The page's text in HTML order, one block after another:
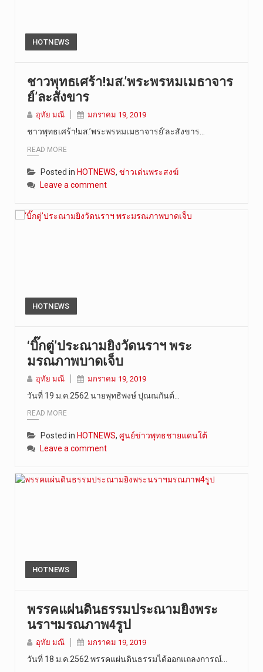
HOTNEWS
ชาวพุทธเศร้า!มส.’พระพรหมเมธาจาร
ย์’ละสังขาร
อุทัย มณี มกราคม 19, 2019
ชาวพุทธเศร้า!มส.’พระพรหมเมธาจารย์’ละสังขาร…
READ MORE
Posted in HOTNEWS, ข่าวเด่นพระสงฆ์
Leave a comment
HOTNEWS
‘บิ๊กตู่’ประณามยิงวัดนราฯ พระ
มรณภาพบาดเจ็บ
อุทัย มณี มกราคม 19, 2019
วันที่ 19 ม.ค.2562 นายพุทธิพงษ์ ปุณณกันต์…
READ MORE
Posted in HOTNEWS, ศูนย์ข่าวพุทธชายแดนใต้
Leave a comment
HOTNEWS
พรรคแผ่นดินธรรมประณามยิงพระ
นราฯมรณภาพ4รูป
อุทัย มณี มกราคม 19, 2019
วันที่ 18 ม.ค.2562 พรรคแผ่นดินธรรมได้ออกแถลงการณ์…